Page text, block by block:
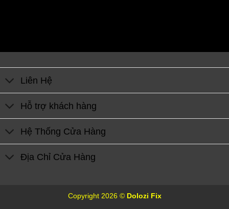
Liên Hệ
Hỗ trợ khách hàng
Hệ Thống Cửa Hàng
Địa Chỉ Cửa Hàng
Copyright 2026 © Dolozi Fix